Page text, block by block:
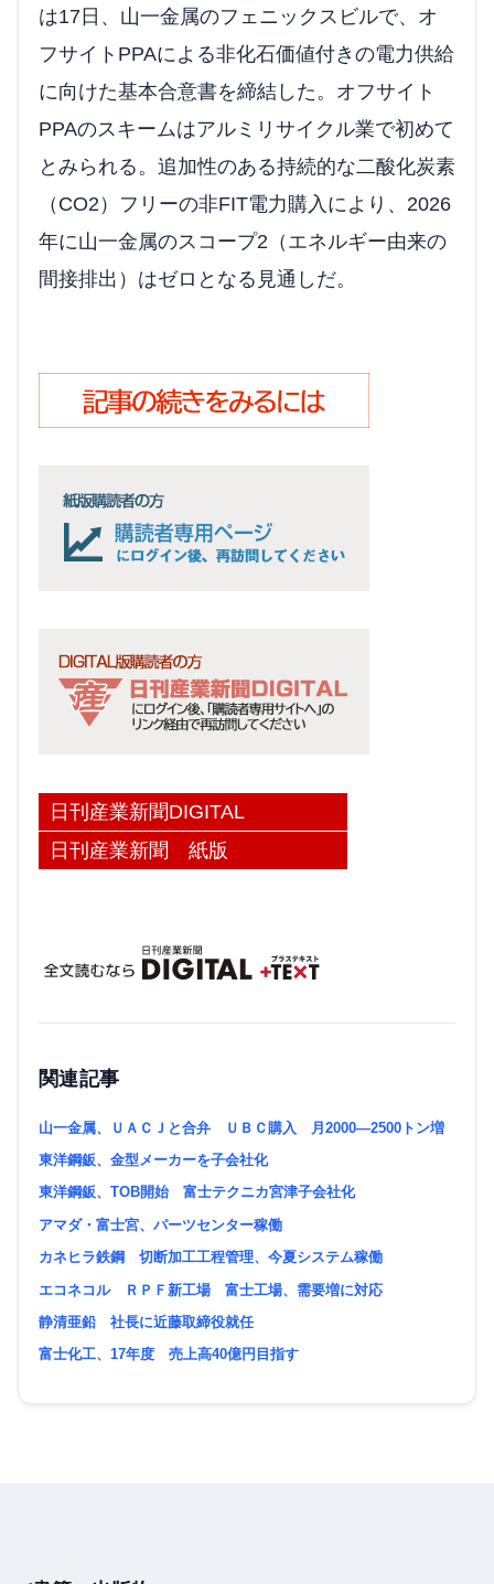
は17日、山一金属のフェニックスビルで、オ
フサイトPPAによる非化石価値付きの電力供給
に向けた基本合意書を締結した。オフサイト
PPAのスキームはアルミリサイクル業で初めて
とみられる。追加性のある持続的な二酸化炭素
（CO2）フリーの非FIT電力購入により、2026
年に山一金属のスコープ2（エネルギー由来の
間接排出）はゼロとなる見通しだ。
日刊産業新聞DIGITAL
日刊産業新聞 紙版
関連記事
山一金属、ＵＡＣＪと合弁 ＵＢＣ購入 月2000―2500トン増
東洋鋼鈑、金型メーカーを子会社化
東洋鋼鈑、TOB開始 富士テクニカ宮津子会社化
アマダ・富士宮、パーツセンター稼働
カネヒラ鉄鋼 切断加工工程管理、今夏システム稼働
エコネコル ＲＰＦ新工場 富士工場、需要増に対応
静清亜鉛 社長に近藤取締役就任
富士化工、17年度 売上高40億円目指す